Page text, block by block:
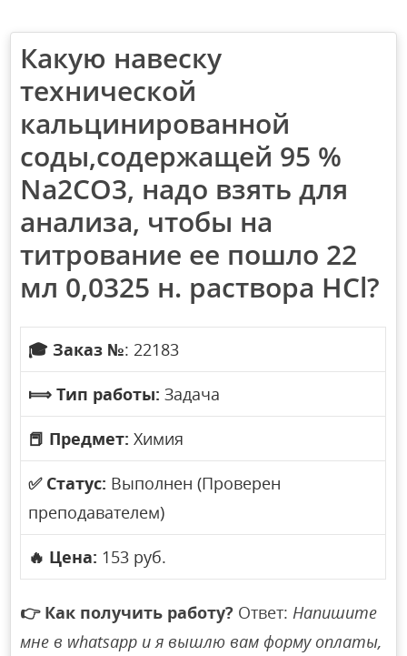
Какую навеску
технической
кальцинированной
соды,содержащей 95 %
Na2СО3, надо взять для
анализа, чтобы на
титрование ее пошло 22
мл 0,0325 н. раствора HCl?
🎓 Заказ №: 22183
⟾ Тип работы: Задача
📕 Предмет: Химия
✅ Статус: Выполнен (Проверен
преподавателем)
🔥 Цена: 153 руб.
👉 Как получить работу? Ответ:Напишите
мне в whatsapp и я вышлю вам форму оплаты,